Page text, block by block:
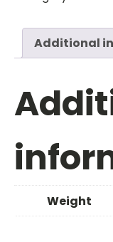
quantity
Additional
Weight